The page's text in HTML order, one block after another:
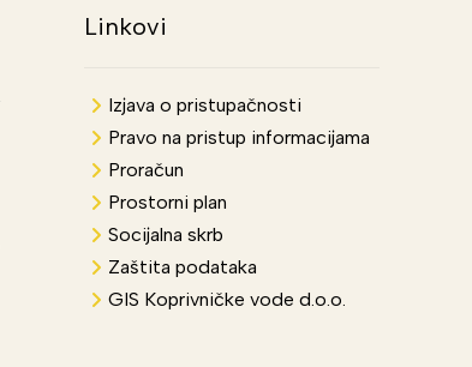
Linkovi
Izjava o pristupačnosti
Pravo na pristup informacijama
Proračun
Prostorni plan
Socijalna skrb
Zaštita podataka
GIS Koprivničke vode d.o.o.